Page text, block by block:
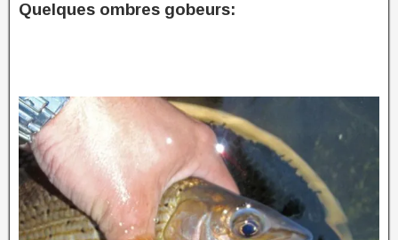
Quelques ombres gobeurs: